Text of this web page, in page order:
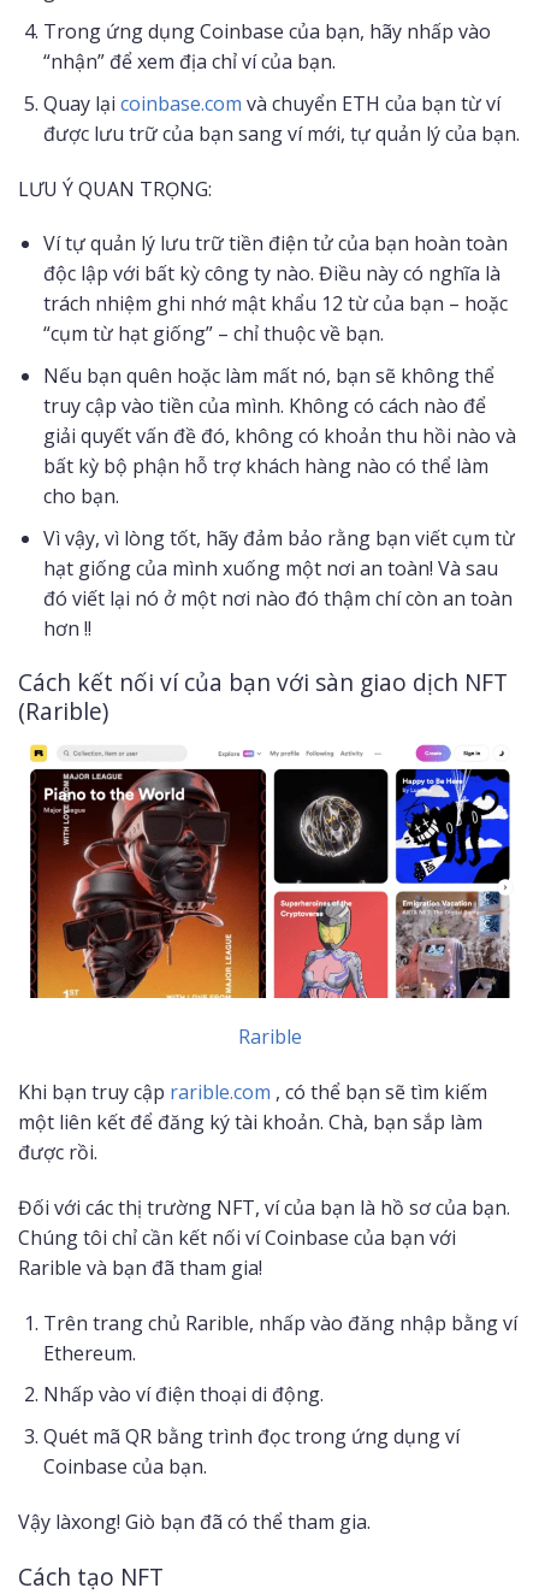
Trong ứng dụng Coinbase của bạn, hãy nhấp vào
“nhận” để xem địa chỉ ví của bạn.
Quay lại coinbase.com và chuyển ETH của bạn từ ví
được lưu trữ của bạn sang ví mới, tự quản lý của bạn.
LƯU Ý QUAN TRỌNG:
Ví tự quản lý lưu trữ tiền điện tử của bạn hoàn toàn
độc lập với bất kỳ công ty nào. Điều này có nghĩa là
trách nhiệm ghi nhớ mật khẩu 12 từ của bạn – hoặc
“cụm từ hạt giống” – chỉ thuộc về bạn.
Nếu bạn quên hoặc làm mất nó, bạn sẽ không thể
truy cập vào tiền của mình. Không có cách nào để
giải quyết vấn đề đó, không có khoản thu hồi nào và
bất kỳ bộ phận hỗ trợ khách hàng nào có thể làm
cho bạn.
Vì vậy, vì lòng tốt, hãy đảm bảo rằng bạn viết cụm từ
hạt giống của mình xuống một nơi an toàn! Và sau
đó viết lại nó ở một nơi nào đó thậm chí còn an toàn
hơn !!
Cách kết nối ví của bạn với sàn giao dịch NFT
(Rarible)
Rarible
Khi bạn truy cập rarible.com , có thể bạn sẽ tìm kiếm
một liên kết để đăng ký tài khoản. Chà, bạn sắp làm
được rồi.
Đối với các thị trường NFT, ví của bạn là hồ sơ của bạn.
Chúng tôi chỉ cần kết nối ví Coinbase của bạn với
Rarible và bạn đã tham gia!
Trên trang chủ Rarible, nhấp vào đăng nhập bằng ví
Ethereum.
Nhấp vào ví điện thoại di động.
Quét mã QR bằng trình đọc trong ứng dụng ví
Coinbase của bạn.
Vậy làxong! Giò bạn đã có thể tham gia.
Cách tạo NFT